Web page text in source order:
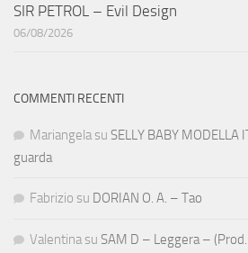
SIR PETROL – Evil Design
06/08/2026
COMMENTI RECENTI
Mariangela su SELLY BABY MODELLA
guarda
Fabrizio su DORIAN O. A. – Tao
Valentina su SAM D – Leggera –